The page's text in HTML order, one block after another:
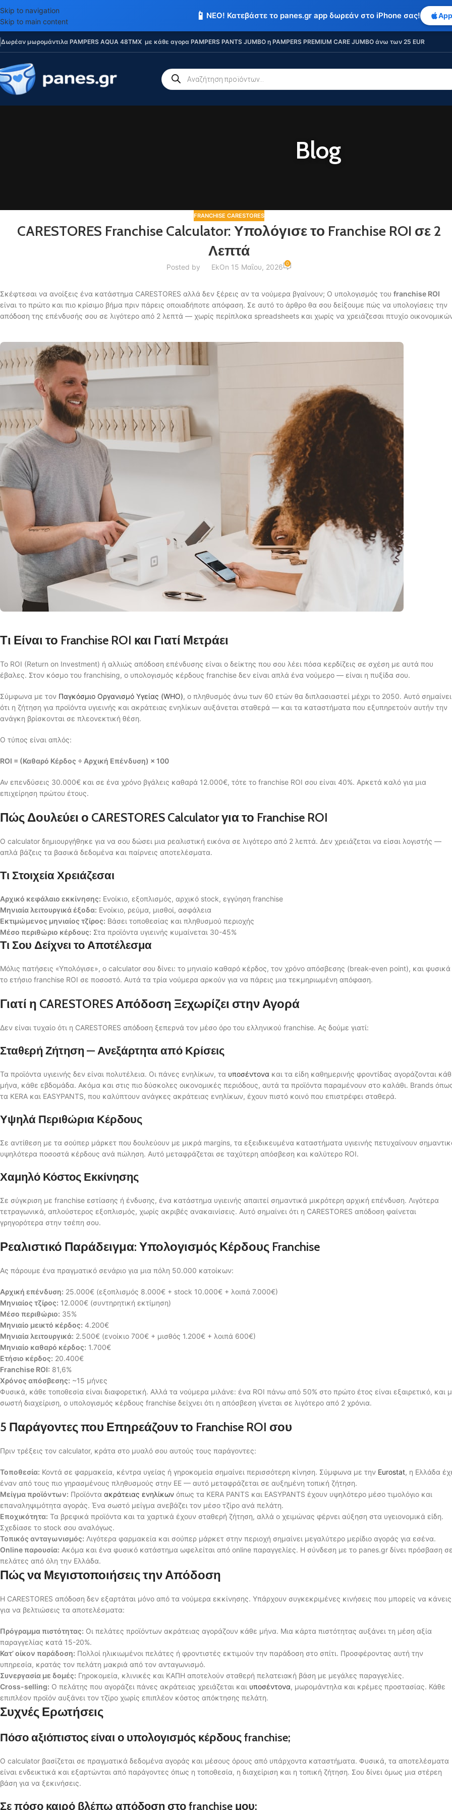
📱 ΝΕΟ! Κατεβάστε το panes.gr app δωρεάν στο iPhone σας!
Skip to navigation
Skip to main content
Δωρέαν μωρομάντιλα PAMPERS AQUA 48TMX με κάθε αγορα PAMPERS PANTS JUMBO η PAMPERS PREMIUM CARE JUMBO άνω των 25 EUR
Blog
FRANCHISE CARESTORES
CARESTORES Franchise Calculator: Υπολόγισε το Franchise ROI σε 2
Λεπτά
Posted by EkOn 15 Μαΐου, 2026 0
Σκέφτεσαι να ανοίξεις ένα κατάστημα CARESTORES αλλά δεν ξέρεις αν τα νούμερα βγαίνουν; Ο υπολογισμός του franchise ROI
είναι το πρώτο και πιο κρίσιμο βήμα πριν πάρεις οποιαδήποτε απόφαση. Σε αυτό το άρθρο θα σου δείξουμε πώς να υπολογίσεις την
απόδοση της επένδυσής σου σε λιγότερο από 2 λεπτά — χωρίς περίπλοκα spreadsheets και χωρίς να χρειάζεσαι πτυχίο
Τι Είναι το Franchise ROI και Γιατί Μετράει
Το ROI (Return on Investment) ή αλλιώς απόδοση επένδυσης είναι ο δείκτης που σου λέει πόσα κερδίζεις σε σχέση με αυτά που
έβαλες. Στον κόσμο του franchising, ο υπολογισμός κέρδους franchise δεν είναι απλά ένα νούμερο — είναι η πυξίδα σου.
Σύμφωνα με τον Παγκόσμιο Οργανισμό Υγείας (WHO), ο πληθυσμός άνω των 60 ετών θα διπλασιαστεί μέχρι το 2050. Αυτό σημαίνει
ότι η ζήτηση για προϊόντα υγιεινής και ακράτειας ενηλίκων αυξάνεται σταθερά — και τα καταστήματα που εξυπηρετούν αυτήν την
ανάγκη βρίσκονται σε πλεονεκτική θέση.
Ο τύπος είναι απλός:
ROI = (Καθαρό Κέρδος ÷ Αρχική Επένδυση) × 100
Αν επενδύσεις 30.000€ και σε ένα χρόνο βγάλεις καθαρά 12.000€, τότε το franchise ROI σου είναι 40%. Αρκετά καλό για μια
επιχείρηση πρώτου έτους.
Πώς Δουλεύει ο CARESTORES Calculator για το Franchise ROI
Ο calculator δημιουργήθηκε για να σου δώσει μια ρεαλιστική εικόνα σε λιγότερο από 2 λεπτά. Δεν χρειάζεται να είσαι λογιστής —
απλά βάζεις τα βασικά δεδομένα και παίρνεις αποτελέσματα.
Τι Στοιχεία Χρειάζεσαι
Αρχικό κεφάλαιο εκκίνησης: Ενοίκιο, εξοπλισμός, αρχικό stock, εγγύηση franchise
Μηνιαία λειτουργικά έξοδα: Ενοίκιο, ρεύμα, μισθοί, ασφάλεια
Εκτιμώμενος μηνιαίος τζίρος: Βάσει τοποθεσίας και πληθυσμού περιοχής
Μέσο περιθώριο κέρδους: Στα προϊόντα υγιεινής κυμαίνεται 30-45%
Τι Σου Δείχνει το Αποτέλεσμα
Μόλις πατήσεις «Υπολόγισε», ο calculator σου δίνει: το μηνιαίο καθαρό κέρδος, τον χρόνο απόσβεσης (break-even point), και φυσικά
το ετήσιο franchise ROI σε ποσοστό. Αυτά τα τρία νούμερα αρκούν για να πάρεις μια τεκμηριωμένη απόφαση.
Γιατί η CARESTORES Απόδοση Ξεχωρίζει στην Αγορά
Δεν είναι τυχαίο ότι η CARESTORES απόδοση ξεπερνά τον μέσο όρο του ελληνικού franchise. Ας δούμε γιατί:
Σταθερή Ζήτηση — Ανεξάρτητα από Κρίσεις
Τα προϊόντα υγιεινής δεν είναι πολυτέλεια. Οι πάνες ενηλίκων, τα υποσέντονα και τα είδη καθημερινής φροντίδας αγοράζονται
μήνα, κάθε εβδομάδα. Ακόμα και στις πιο δύσκολες οικονομικές περιόδους, αυτά τα προϊόντα παραμένουν στο καλάθι. Brands
τα KERA και EASYPANTS, που καλύπτουν ανάγκες ακράτειας ενηλίκων, έχουν πιστό κοινό που επιστρέφει σταθερά.
Υψηλά Περιθώρια Κέρδους
Σε αντίθεση με τα σούπερ μάρκετ που δουλεύουν με μικρά margins, τα εξειδικευμένα καταστήματα υγιεινής πετυχαίνουν
υψηλότερα ποσοστά κέρδους ανά πώληση. Αυτό μεταφράζεται σε ταχύτερη απόσβεση και καλύτερο ROI.
Χαμηλό Κόστος Εκκίνησης
Σε σύγκριση με franchise εστίασης ή ένδυσης, ένα κατάστημα υγιεινής απαιτεί σημαντικά μικρότερη αρχική επένδυση. Λιγότερα
τετραγωνικά, απλούστερος εξοπλισμός, χωρίς ακριβές ανακαινίσεις. Αυτό σημαίνει ότι η CARESTORES απόδοση φαίνεται
γρηγορότερα στην τσέπη σου.
Ρεαλιστικό Παράδειγμα: Υπολογισμός Κέρδους Franchise
Ας πάρουμε ένα πραγματικό σενάριο για μια πόλη 50.000 κατοίκων:
Αρχική επένδυση: 25.000€ (εξοπλισμός 8.000€ + stock 10.000€ + λοιπά 7.000€)
Μηνιαίος τζίρος: 12.000€ (συντηρητική εκτίμηση)
Μέσο περιθώριο: 35%
Μηνιαίο μεικτό κέρδος: 4.200€
Μηνιαία λειτουργικά: 2.500€ (ενοίκιο 700€ + μισθός 1.200€ + λοιπά 600€)
Μηνιαίο καθαρό κέρδος: 1.700€
Ετήσιο κέρδος: 20.400€
Franchise ROI: 81,6%
Χρόνος απόσβεσης: ~15 μήνες
Φυσικά, κάθε τοποθεσία είναι διαφορετική. Αλλά τα νούμερα μιλάνε: ένα ROI πάνω από 50% στο πρώτο έτος είναι εξαιρετικό, και
σωστή διαχείριση, ο υπολογισμός κέρδους franchise δείχνει ότι η απόσβεση γίνεται σε λιγότερο από 2 χρόνια.
5 Παράγοντες που Επηρεάζουν το Franchise ROI σου
Πριν τρέξεις τον calculator, κράτα στο μυαλό σου αυτούς τους παράγοντες:
Τοποθεσία: Κοντά σε φαρμακεία, κέντρα υγείας ή γηροκομεία σημαίνει περισσότερη κίνηση. Σύμφωνα με την Eurostat, η Ελλάδα
έναν από τους πιο γηρασμένους πληθυσμούς στην ΕΕ — αυτό μεταφράζεται σε αυξημένη τοπική ζήτηση.
Μείγμα προϊόντων: Προϊόντα ακράτειας ενηλίκων όπως τα KERA PANTS και EASYPANTS έχουν υψηλότερο μέσο τιμολόγιο και
επαναληψιμότητα αγοράς. Ένα σωστό μείγμα ανεβάζει τον μέσο τζίρο ανά πελάτη.
Εποχικότητα: Τα βρεφικά προϊόντα και τα χαρτικά έχουν σταθερή ζήτηση, αλλά ο χειμώνας φέρνει αύξηση στα υγειονομικά είδη.
Σχεδίασε το stock σου αναλόγως.
Τοπικός ανταγωνισμός: Λιγότερα φαρμακεία και σούπερ μάρκετ στην περιοχή σημαίνει μεγαλύτερο μερίδιο αγοράς για εσένα.
Online παρουσία: Ακόμα και ένα φυσικό κατάστημα ωφελείται από online παραγγελίες. Η σύνδεση με το panes.gr δίνει πρόσβαση
πελάτες από όλη την Ελλάδα.
Πώς να Μεγιστοποιήσεις την Απόδοση
Η CARESTORES απόδοση δεν εξαρτάται μόνο από τα νούμερα εκκίνησης. Υπάρχουν συγκεκριμένες κινήσεις που μπορείς να κάνεις
για να βελτιώσεις τα αποτελέσματα:
Πρόγραμμα πιστότητας: Οι πελάτες προϊόντων ακράτειας αγοράζουν κάθε μήνα. Μια κάρτα πιστότητας αυξάνει τη μέση αξία
παραγγελίας κατά 15-20%.
Κατ’ οίκον παράδοση: Πολλοί ηλικιωμένοι πελάτες ή φροντιστές εκτιμούν την παράδοση στο σπίτι. Προσφέροντας αυτή την
υπηρεσία, κρατάς τον πελάτη μακριά από τον ανταγωνισμό.
Συνεργασία με δομές: Γηροκομεία, κλινικές και ΚΑΠΗ αποτελούν σταθερή πελατειακή βάση με μεγάλες παραγγελίες.
Cross-selling: Ο πελάτης που αγοράζει πάνες ακράτειας χρειάζεται και υποσέντονα, μωρομάντηλα και κρέμες προστασίας. Κάθε
επιπλέον προϊόν αυξάνει τον τζίρο χωρίς επιπλέον κόστος απόκτησης πελάτη.
Συχνές Ερωτήσεις
Πόσο αξιόπιστος είναι ο υπολογισμός κέρδους franchise;
Ο calculator βασίζεται σε πραγματικά δεδομένα αγοράς και μέσους όρους από υπάρχοντα καταστήματα. Φυσικά, τα αποτελέσματα
είναι ενδεικτικά και εξαρτώνται από παράγοντες όπως η τοποθεσία, η διαχείριση και η τοπική ζήτηση. Σου δίνει όμως μια στέρεη
βάση για να ξεκινήσεις.
Σε πόσο καιρό βλέπω απόδοση στο franchise μου;